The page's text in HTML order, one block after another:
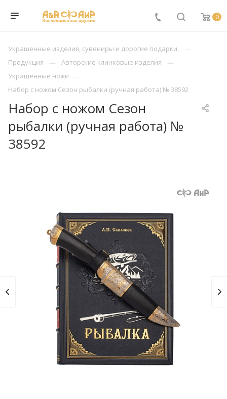
0
Украшенные изделия, сувениры и дорогие подарки.
Продукция
Авторские клинковые изделия
Украшенные ножи
Набор с ножом Сезон рыбалки (ручная работа) № 38592
Набор с ножом Сезон
рыбалки (ручная работа) №
38592